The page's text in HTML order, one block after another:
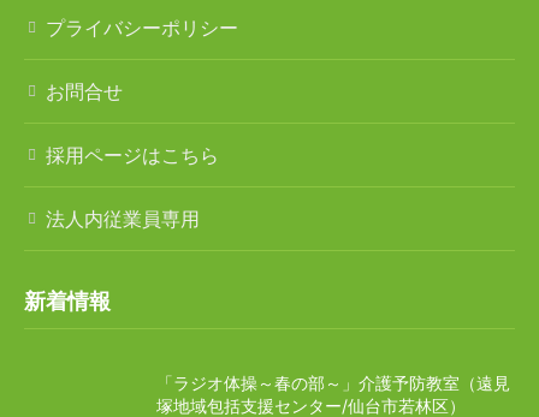
プライバシーポリシー
お問合せ
採用ページはこちら
法人内従業員専用
新着情報
「ラジオ体操～春の部～」介護予防教室（遠見
塚地域包括支援センター/仙台市若林区）
岩沼西地域包括支援センター
岩沼南デイサービスセンター
岩沼南居宅介護支援センター
地域密着型特別養護老人ホームチアフル三色吉
介護老人福祉施設
通所介護・介護予防通所介護